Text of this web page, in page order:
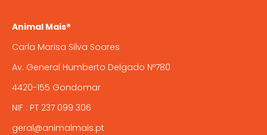
Animal Mais®
Carla Marisa Silva Soares
Av. General Humberto Delgado Nº780
4420-155 Gondomar
NIF : PT 237 099 306
geral@animalmais.pt